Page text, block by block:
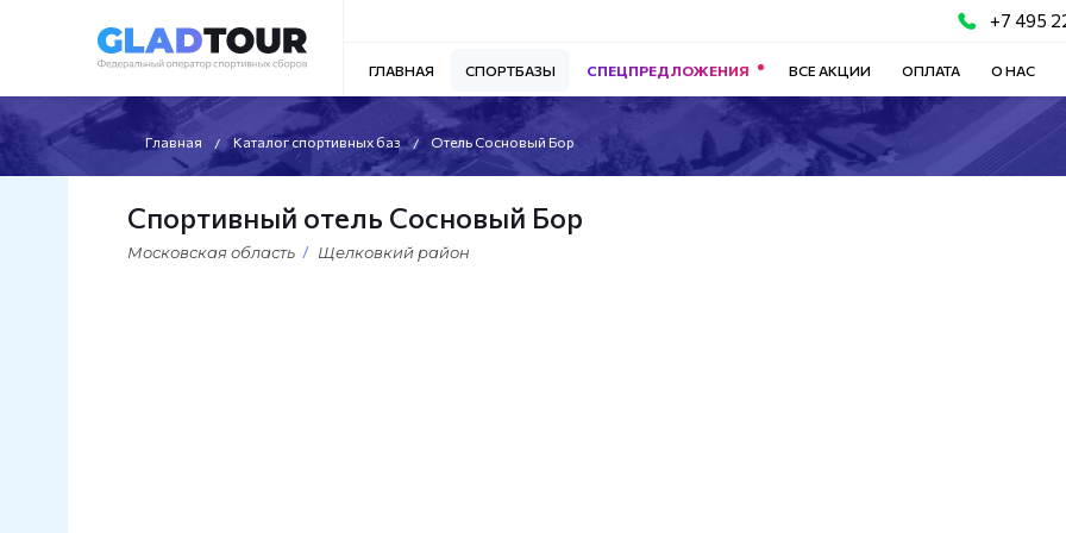
+7 495
ГЛАВНАЯ СПОРТБАЗЫ СПЕЦПРЕДЛОЖЕНИЯ ВСЕ АКЦИИ ОПЛАТА О НАС
Главная Каталог спортивных баз Отель Сосновый Бор
Спортивный отель Сосновый Бор
Московская область Щелковкий район